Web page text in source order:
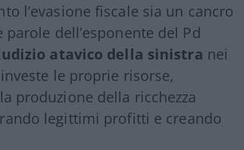
l’evasione fiscale sia un cancro
parole dell’esponente del Pd
atavico della sinistra nei
le proprie risorse,
produzione della ricchezza
legittimi profitti e creando